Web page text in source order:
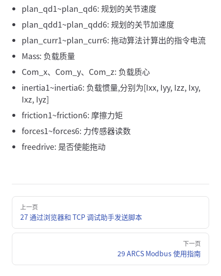
plan_qd1~plan_qd6: 规划的关节速度
plan_qdd1~plan_qdd6: 规划的关节加速度
plan_curr1~plan_curr6: 拖动算法计算出的指令电流
Mass: 负载质量
Com_x、Com_y、Com_z: 负载质心
inertia1~inertia6: 负载惯量,分别为[Ixx, Iyy, Izz, Ixy,
Ixz, Iyz]
friction1~friction6: 摩擦力矩
forces1~forces6: 力传感器读数
freedrive: 是否使能拖动
Pager上一页
27 通过浏览器和 TCP 调试助手发送脚本
下一页
29 ARCS Modbus 使用指南